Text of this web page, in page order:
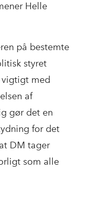
Helle
på bestemte
styret
med
af
gør det en
for det
DM tager
som alle